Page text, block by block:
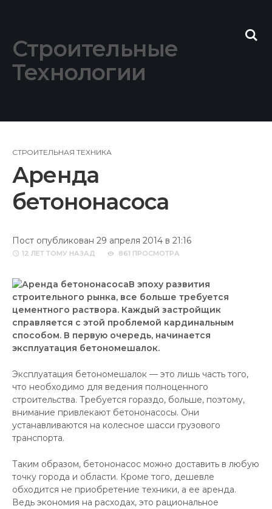
Строительные
Технологии
СТРОИТЕЛЬНАЯ ТЕХНИКА
Аренда
бетононасоса
Пост опубликован 29 апреля 2014 в 21:16
12 ЛЕТ ТОМУ НАЗАД 861 ПРОСМОТРА
В эпоху развития
строительного рынка, все больше требуется
цементного раствора. Каждый застройщик
справляется с этой проблемой кардинальным
способом. В первую очередь, начинается
эксплуатация бетономешалок.
Эксплуатация бетономешалок — это лишь часть того,
что необходимо для ведения полноценного
строительства. Требуется гораздо, больше, поэтому,
внимание привлекают бетононасосы. Они
устанавливаются на колесное шасси грузового
транспорта.
Таким образом, бетононасос можно доставить в любую
точку города и области. Кроме того, дешевле
обходится не приобретение техники, а ее аренда.
Ведь экономия на расходах, это рациональное